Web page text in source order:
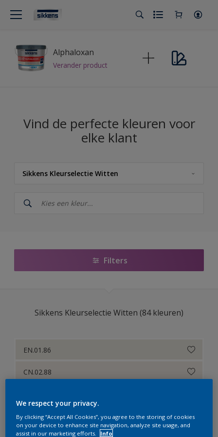
Alphaloxan
Verander product
Vind de perfecte kleuren voor
elke klant
Sikkens Kleurselectie Witten
Sikkens
Sikkens Kleurselectie Grijzen
Sikkens Van Gogh Collectie kleuren
Sikkens Colour Futures 2021
Filters
Sikkens Kleurselectie Witten (84 kleuren)
EN.01.86
CN.02.88
EN.02.90
We respect your privacy.
By clicking “Accept All Cookies”, you agree to the storing of cookies
on your device to enhance site navigation, analyze site usage, and
assist in our marketing efforts.
Info